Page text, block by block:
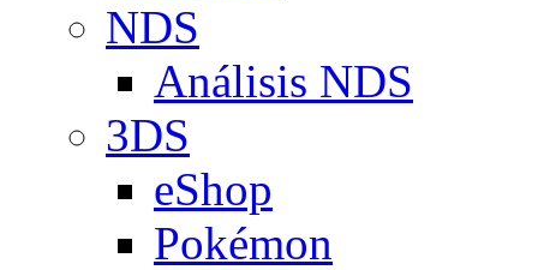
NDS
Análisis NDS
3DS
eShop
Pokémon